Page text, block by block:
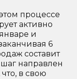
процессе
активно
и
6
составит
направлен
в свою